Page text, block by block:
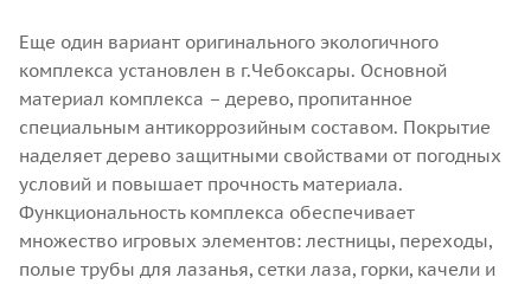
Еще один вариант оригинального экологичного
комплекса установлен в г.Чебоксары. Основной
материал комплекса – дерево, пропитанное
специальным антикоррозийным составом. Покрытие
наделяет дерево защитными свойствами от погодных
условий и повышает прочность материала.
Функциональность комплекса обеспечивает
множество игровых элементов: лестницы, переходы,
полые трубы для лазанья, сетки лаза, горки, качели и